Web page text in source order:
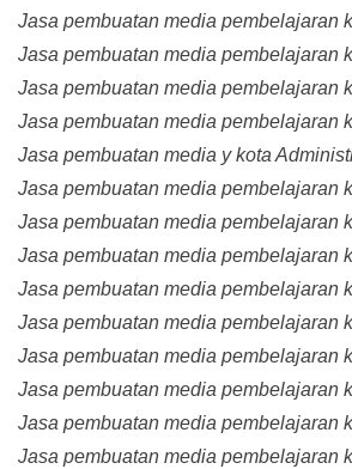
Jasa pembuatan media pembelajaran
Jasa pembuatan media pembelajaran
Jasa pembuatan media pembelajaran
Jasa pembuatan media pembelajaran
Jasa pembuatan media y kota
Jasa pembuatan media pembelajaran
Jasa pembuatan media pembelajaran
Jasa pembuatan media pembelajaran
Jasa pembuatan media pembelajaran
Jasa pembuatan media pembelajaran
Jasa pembuatan media pembelajaran
Jasa pembuatan media pembelajaran
Jasa pembuatan media pembelajaran
Jasa pembuatan media pembelajaran